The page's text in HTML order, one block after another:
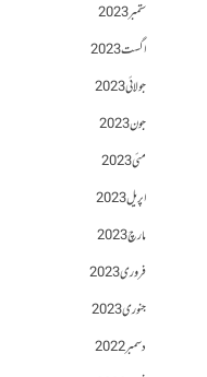
ستمبر 2023
اگست 2023
جولائی 2023
جون 2023
مئی 2023
اپریل 2023
مارچ 2023
فروری 2023
جنوری 2023
دسمبر 2022